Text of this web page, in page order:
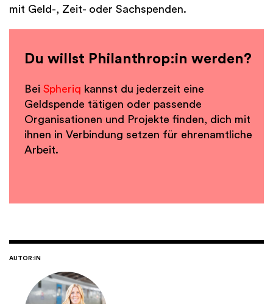
mit Geld-, Zeit- oder Sachspenden.
Du willst Philanthrop:in werden?
BeiSpheriq kannst du jederzeit eine
Geldspende tätigen oder passende
Organisationen und Projekte finden, dich mit
ihnen in Verbindung setzen für ehrenamtliche
Arbeit.
AUTOR:IN